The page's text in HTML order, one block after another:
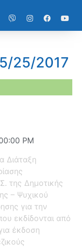
25/2017
PM
Διάταξη
της Δημοτικής
– Ψυχικού
για την
εκδίδονται από
έκδοση